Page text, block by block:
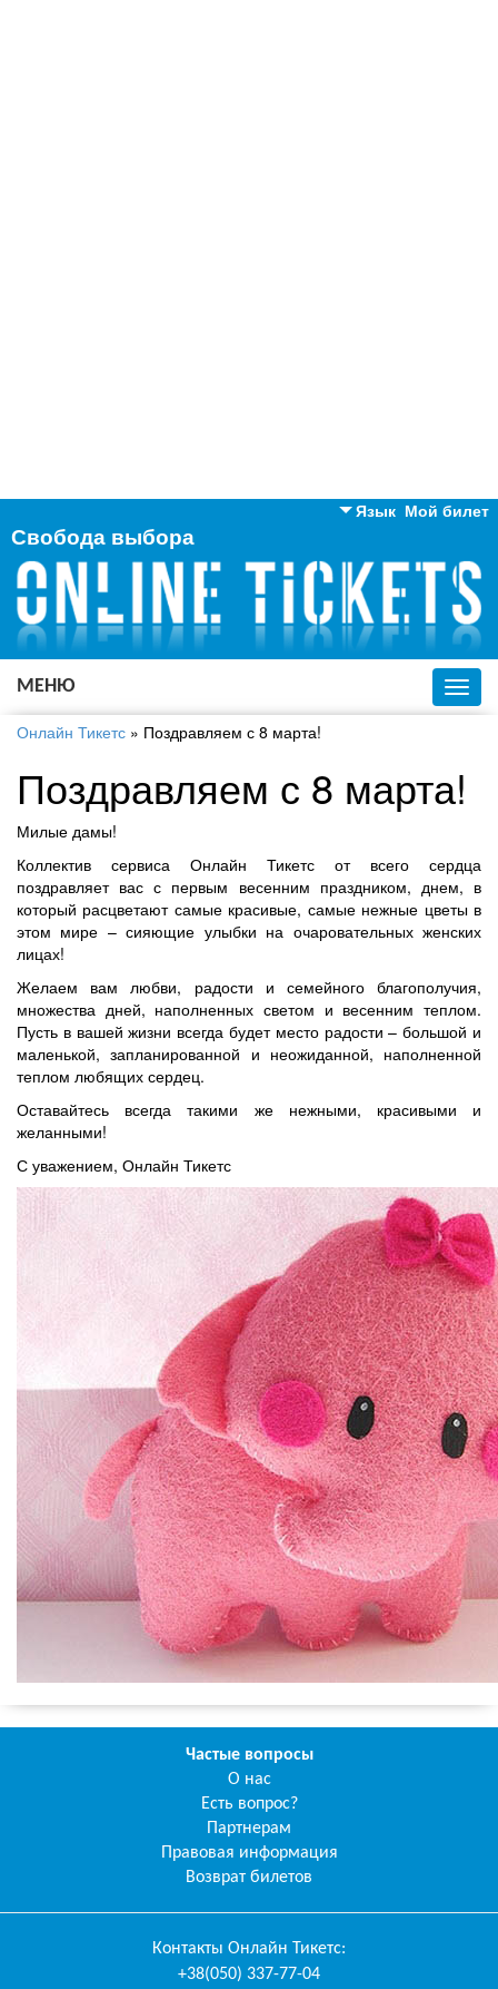
Мой билет
Язык
Английский
Русский
Украинский
Свобода выбора
МЕНЮ
Онлайн Тикетс » Поздравляем с 8 марта!
Поздравляем с 8 марта!
Милые дамы!
Коллектив сервиса Онлайн Тикетс от всего сердца
поздравляет вас с первым весенним праздником, днем, в
который расцветают самые красивые, самые нежные цветы в
этом мире – сияющие улыбки на очаровательных женских
лицах!
Желаем вам любви, радости и семейного благополучия,
множества дней, наполненных светом и весенним теплом.
Пусть в вашей жизни всегда будет место радости – большой и
маленькой, запланированной и неожиданной, наполненной
теплом любящих сердец.
Оставайтесь всегда такими же нежными, красивыми и
желанными!
С уважением, Онлайн Тикетс
Частые вопросы
О нас
Есть вопрос?
Партнерам
Правовая информация
Возврат билетов
Контакты Онлайн Тикетс:
+38(050) 337-77-04